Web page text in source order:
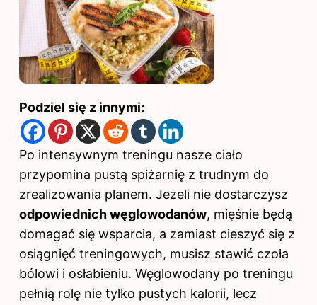
Podziel się z innymi:
Po intensywnym treningu nasze ciało
przypomina pustą spiżarnię z trudnym do
zrealizowania planem. Jeżeli nie dostarczysz
odpowiednich węglowodanów, mięśnie będą
domagać się wsparcia, a zamiast cieszyć się z
osiągnięć treningowych, musisz stawić czoła
bólowi i osłabieniu. Węglowodany po treningu
pełnią rolę nie tylko pustych kalorii, lecz